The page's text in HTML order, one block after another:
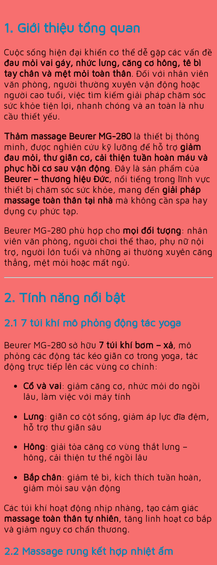
1. Giới thiệu tổng quan
Cuộc sống hiện đại khiến cơ thể dễ gặp các vấn đề
đau mỏi vai gáy, nhức lưng, căng cơ hông, tê bì
tay chân và mệt mỏi toàn thân. Đối với nhân viên
văn phòng, người thường xuyên vận động hoặc
người cao tuổi, việc tìm kiếm giải pháp chăm sóc
sức khỏe tiện lợi, nhanh chóng và an toàn là nhu
cầu thiết yếu.
Thảm massage Beurer MG-280 là thiết bị thông
minh, được nghiên cứu kỹ lưỡng để hỗ trợ giảm
đau mỏi, thư giãn cơ, cải thiện tuần hoàn máu và
phục hồi cơ sau vận động. Đây là sản phẩm của
Beurer – thương hiệu Đức, nổi tiếng trong lĩnh vực
thiết bị chăm sóc sức khỏe, mang đến giải pháp
massage toàn thân tại nhà mà không cần spa hay
dụng cụ phức tạp.
Beurer MG-280 phù hợp cho mọi đối tượng: nhân
viên văn phòng, người chơi thể thao, phụ nữ nội
trợ, người lớn tuổi và những ai thường xuyên căng
thẳng, mệt mỏi hoặc mất ngủ.
2. Tính năng nổi bật
2.1 7 túi khí mô phỏng động tác yoga
Beurer MG-280 sở hữu 7 túi khí bơm – xả, mô
phỏng các động tác kéo giãn cơ trong yoga, tác
động trực tiếp lên các vùng cơ chính:
Cổ và vai: giảm căng cơ, nhức mỏi do ngồi
lâu, làm việc với máy tính
Lưng: giãn cơ cột sống, giảm áp lực đĩa đệm,
hỗ trợ thư giãn sâu
Hông: giải tỏa căng cơ vùng thắt lưng –
hông, cải thiện tư thế ngồi lâu
Bắp chân: giảm tê bì, kích thích tuần hoàn,
giảm mỏi sau vận động
Các túi khí hoạt động nhịp nhàng, tạo cảm giác
massage toàn thân tự nhiên, tăng linh hoạt cơ bắp
và giảm nguy cơ chấn thương.
2.2 Massage rung kết hợp nhiệt ấm